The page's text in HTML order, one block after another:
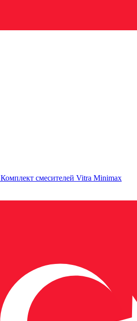
Комплект смесителей Vitra Minimax